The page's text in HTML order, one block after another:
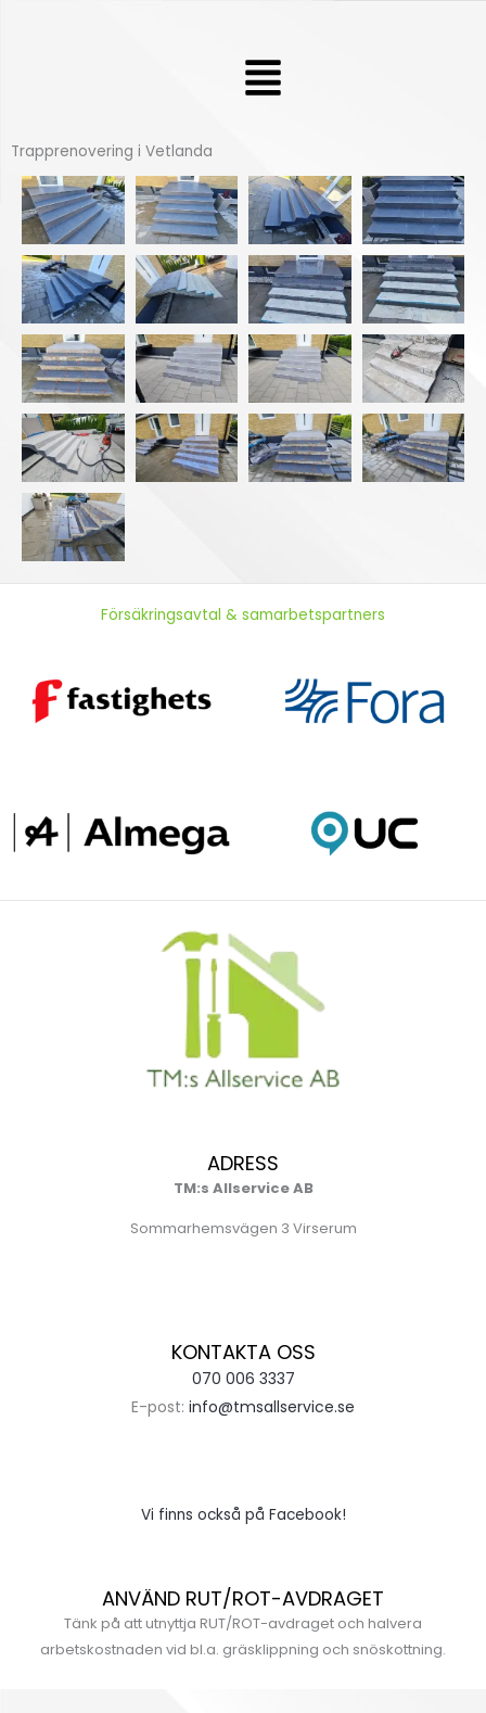
Meny
Trapprenovering i Vetlanda
Försäkringsavtal & samarbetspartners
ADRESS
TM:s Allservice AB
Sommarhemsvägen 3 Virserum
KONTAKTA OSS
070 006 3337
E-post: info@tmsallservice.se
Vi finns också på Facebook!
ANVÄND RUT/ROT-AVDRAGET
Tänk på att utnyttja RUT/ROT-avdraget och halvera
arbetskostnaden vid bl.a. gräsklippning och snöskottning.